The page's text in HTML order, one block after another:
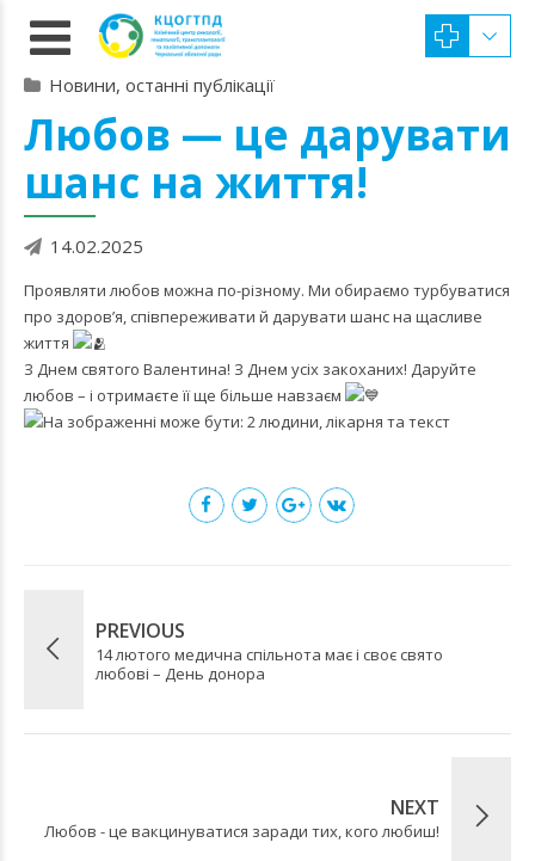
Новини, останні публікації
Любов — це дарувати
шанс на життя!
14.02.2025
Проявляти любов можна по-різному. Ми обираємо турбуватися
про здоров’я, співпереживати й дарувати шанс на щасливе
життя
З Днем святого Валентина! З Днем усіх закоханих! Даруйте
любов – і отримаєте її ще більше навзаєм
PREVIOUS
14 лютого медична спільнота має і своє свято
любові – День донора
NEXT
Любов - це вакцинуватися заради тих, кого любиш!